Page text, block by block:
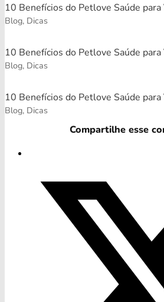
10 Benefícios do Petlove Saúde
Blog, Dicas
10 Benefícios do Petlove Saúde
Blog, Dicas
10 Benefícios do Petlove Saúde para
Blog, Dicas
Compartilhe esse